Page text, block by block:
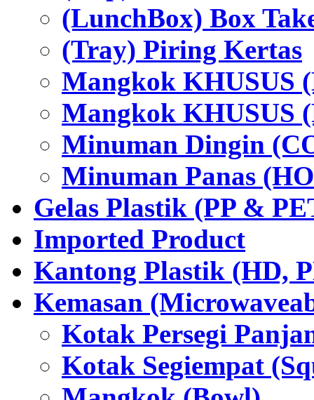
(LunchBox) Box
(Tray) Piring Kertas
Mangkok KHUSUS
Mangkok KHUSUS
Minuman Dingin
Minuman Panas
Gelas Plastik (PP &
Imported Product
Kantong Plastik (HD,
Kemasan
Kotak Persegi
Kotak Segiempat